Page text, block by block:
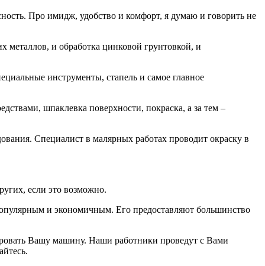
Про имидж, удобство и комфорт, я думаю и говорить не
и обработка цинковой грунтовкой, и
инструменты, стапель и самое главное
шпаклевка поверхности, покраска, а за тем –
Специалист в малярных работах проводит окраску в
если это возможно.
и экономичным. Его предоставляют большинство
Вашу машину. Наши работники проведут с Вами